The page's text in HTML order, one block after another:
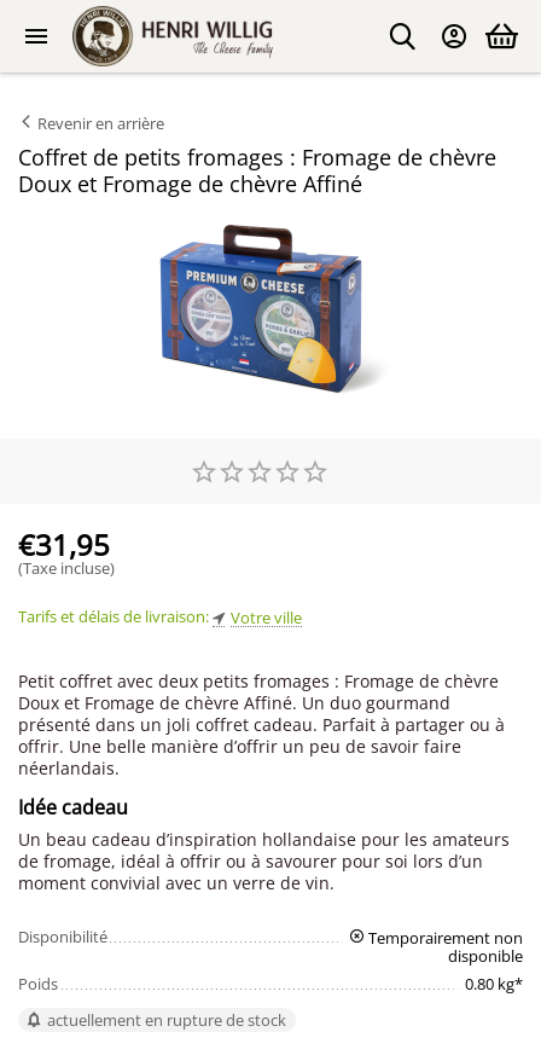
Revenir en arrière
Coffret de petits fromages : Fromage de chèvre
Doux et Fromage de chèvre Affiné
€31,95
(Taxe incluse)
Tarifs et délais de livraison: Votre ville
Petit coffret avec deux petits fromages : Fromage de chèvre
Doux et Fromage de chèvre Affiné. Un duo gourmand
présenté dans un joli coffret cadeau. Parfait à partager ou à
offrir. Une belle manière d’offrir un peu de savoir faire
néerlandais.
Idée cadeau
Un beau cadeau d’inspiration hollandaise pour les amateurs
de fromage, idéal à offrir ou à savourer pour soi lors d’un
moment convivial avec un verre de vin.
Disponibilité
Temporairement non
disponible
Poids
0.80 kg*
actuellement en rupture de stock